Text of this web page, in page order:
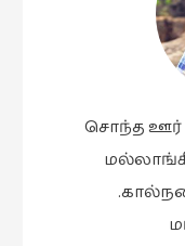
சொந்த ஊர்